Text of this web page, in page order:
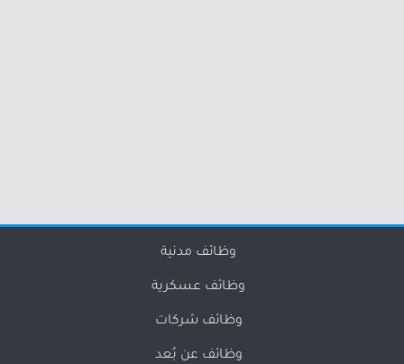
وظائف مدنية
وظائف عسكرية
وظائف شركات
وظائف عن بُعد